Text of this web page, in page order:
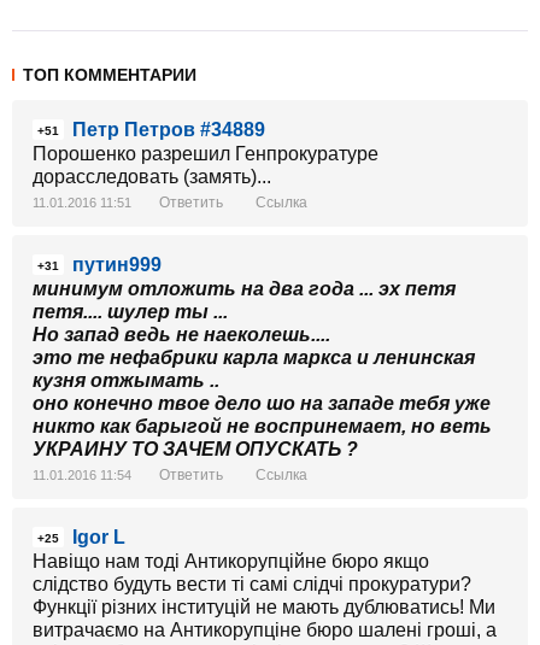
ТОП КОММЕНТАРИИ
+51
Петр Петров #34889
Порошенко разрешил Генпрокуратуре
дорасследовать (замять)...
11.01.2016 11:51 Ответить Ссылка
+31
путин999
минимум отложить на два года ... эх петя
петя.... шулер ты ...
Но запад ведь не наеколешь....
это те нефабрики карла маркса и ленинская
кузня отжымать ..
оно конечно твое дело шо на западе тебя уже
никто как барыгой не воспринемает, но веть
УКРАИНУ ТО ЗАЧЕМ ОПУСКАТЬ ?
11.01.2016 11:54 Ответить Ссылка
+25
Igor L
Навіщо нам тоді Антикорупційне бюро якщо
слідство будуть вести ті самі слідчі прокуратури?
Функції різних інституцій не мають дублюватись! Ми
витрачаємо на Антикорупціне бюро шалені гроші, а